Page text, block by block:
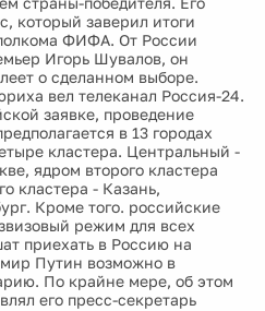
который заверил итоги
ФИФА. От России
Игорь Шувалов, он
о сделанном выборе.
вел телеканал Россия-24.
заявке, проведение
в 13 городах
кластера. Центральный -
ядром второго кластера
кластера - Казань,
Кроме того. российские
режим для всех
приехать в Россию на
Путин возможно в
По крайне мере, об этом
его пресс-секретарь